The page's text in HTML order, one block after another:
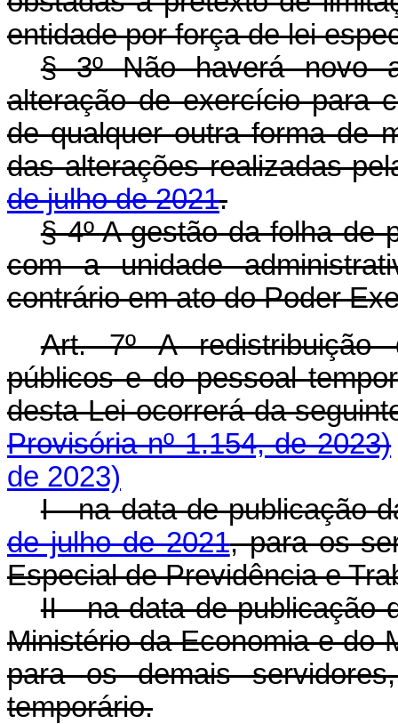
entidade por força de lei
§ 3º Não haverá novo
alteração de exercício para
de qualquer outra forma de
das alterações realizadas
de julho de 2021.
§ 4º A gestão da folha de
com a unidade
contrário em ato do Poder
Art. 7º A redistribuição
públicos e do pessoal
desta Lei ocorrerá da
Provisória nº 1.154, de 2023)
de 2023)
I - na data de publicação
de julho de 2021, para os
Especial de Previdência e
II - na data de publicação
Ministério da Economia e do
para os demais
temporário.